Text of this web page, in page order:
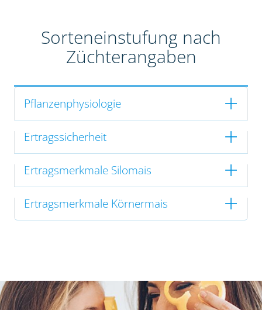
Sorteneinstufung nach
Züchterangaben
Pflanzenphysiologie
Ertragssicherheit
Ertragsmerkmale Silomais
Ertragsmerkmale Körnermais